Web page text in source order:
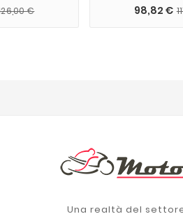
€ 98,82 €
Una realtà del